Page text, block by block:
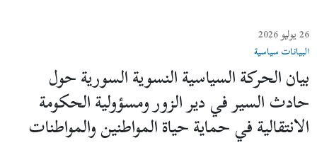
26 يوليو 2026
البيانات سياسية
بيان الحركة السياسية النسوية السورية حول
حادث السير في دير الزور ومسؤولية الحكومة
الانتقالية في حماية حياة المواطنين والمواطنات